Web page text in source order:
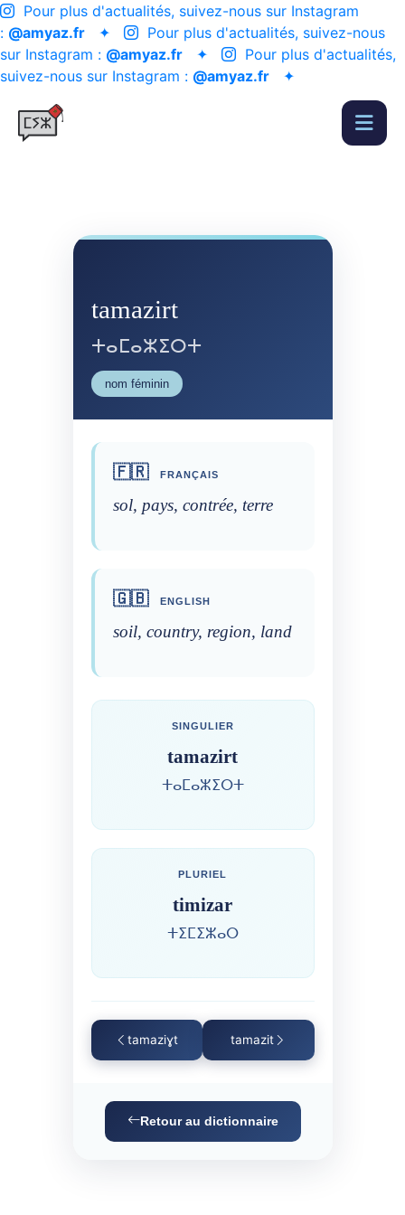
Pour plus d'actualités, suivez-nous sur Instagram
: @amyaz.fr ✦
Pour plus d'actualités, suivez-nous
sur Instagram : @amyaz.fr ✦
Pour plus d'actualités,
suivez-nous sur Instagram : @amyaz.fr ✦
tamazirt
ⵜⴰⵎⴰⵣⵉⵔⵜ
nom féminin
🇫🇷 FRANÇAIS
sol, pays, contrée, terre
🇬🇧 ENGLISH
soil, country, region, land
SINGULIER
tamazirt
ⵜⴰⵎⴰⵣⵉⵔⵜ
PLURIEL
timizar
ⵜⵉⵎⵉⵣⴰⵔ
tamaziɣt tamazit
Retour au dictionnaire